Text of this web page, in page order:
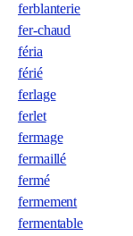
ferblanterie
fer-chaud
féria
férié
ferlage
ferlet
fermage
fermaillé
fermé
fermement
fermentable